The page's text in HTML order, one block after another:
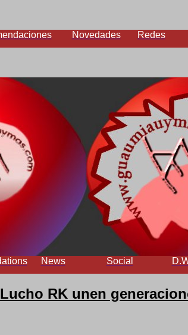
Novedades Redes
News Social
RK unen